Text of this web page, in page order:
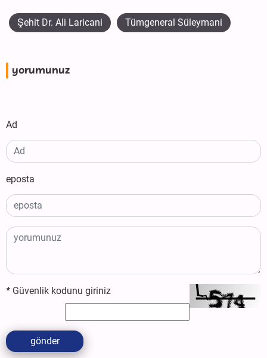
Şehit Dr. Ali Laricani Tümgeneral Süleymani
yorumunuz
Ad
eposta
* Güvenlik kodunu giriniz
gönder